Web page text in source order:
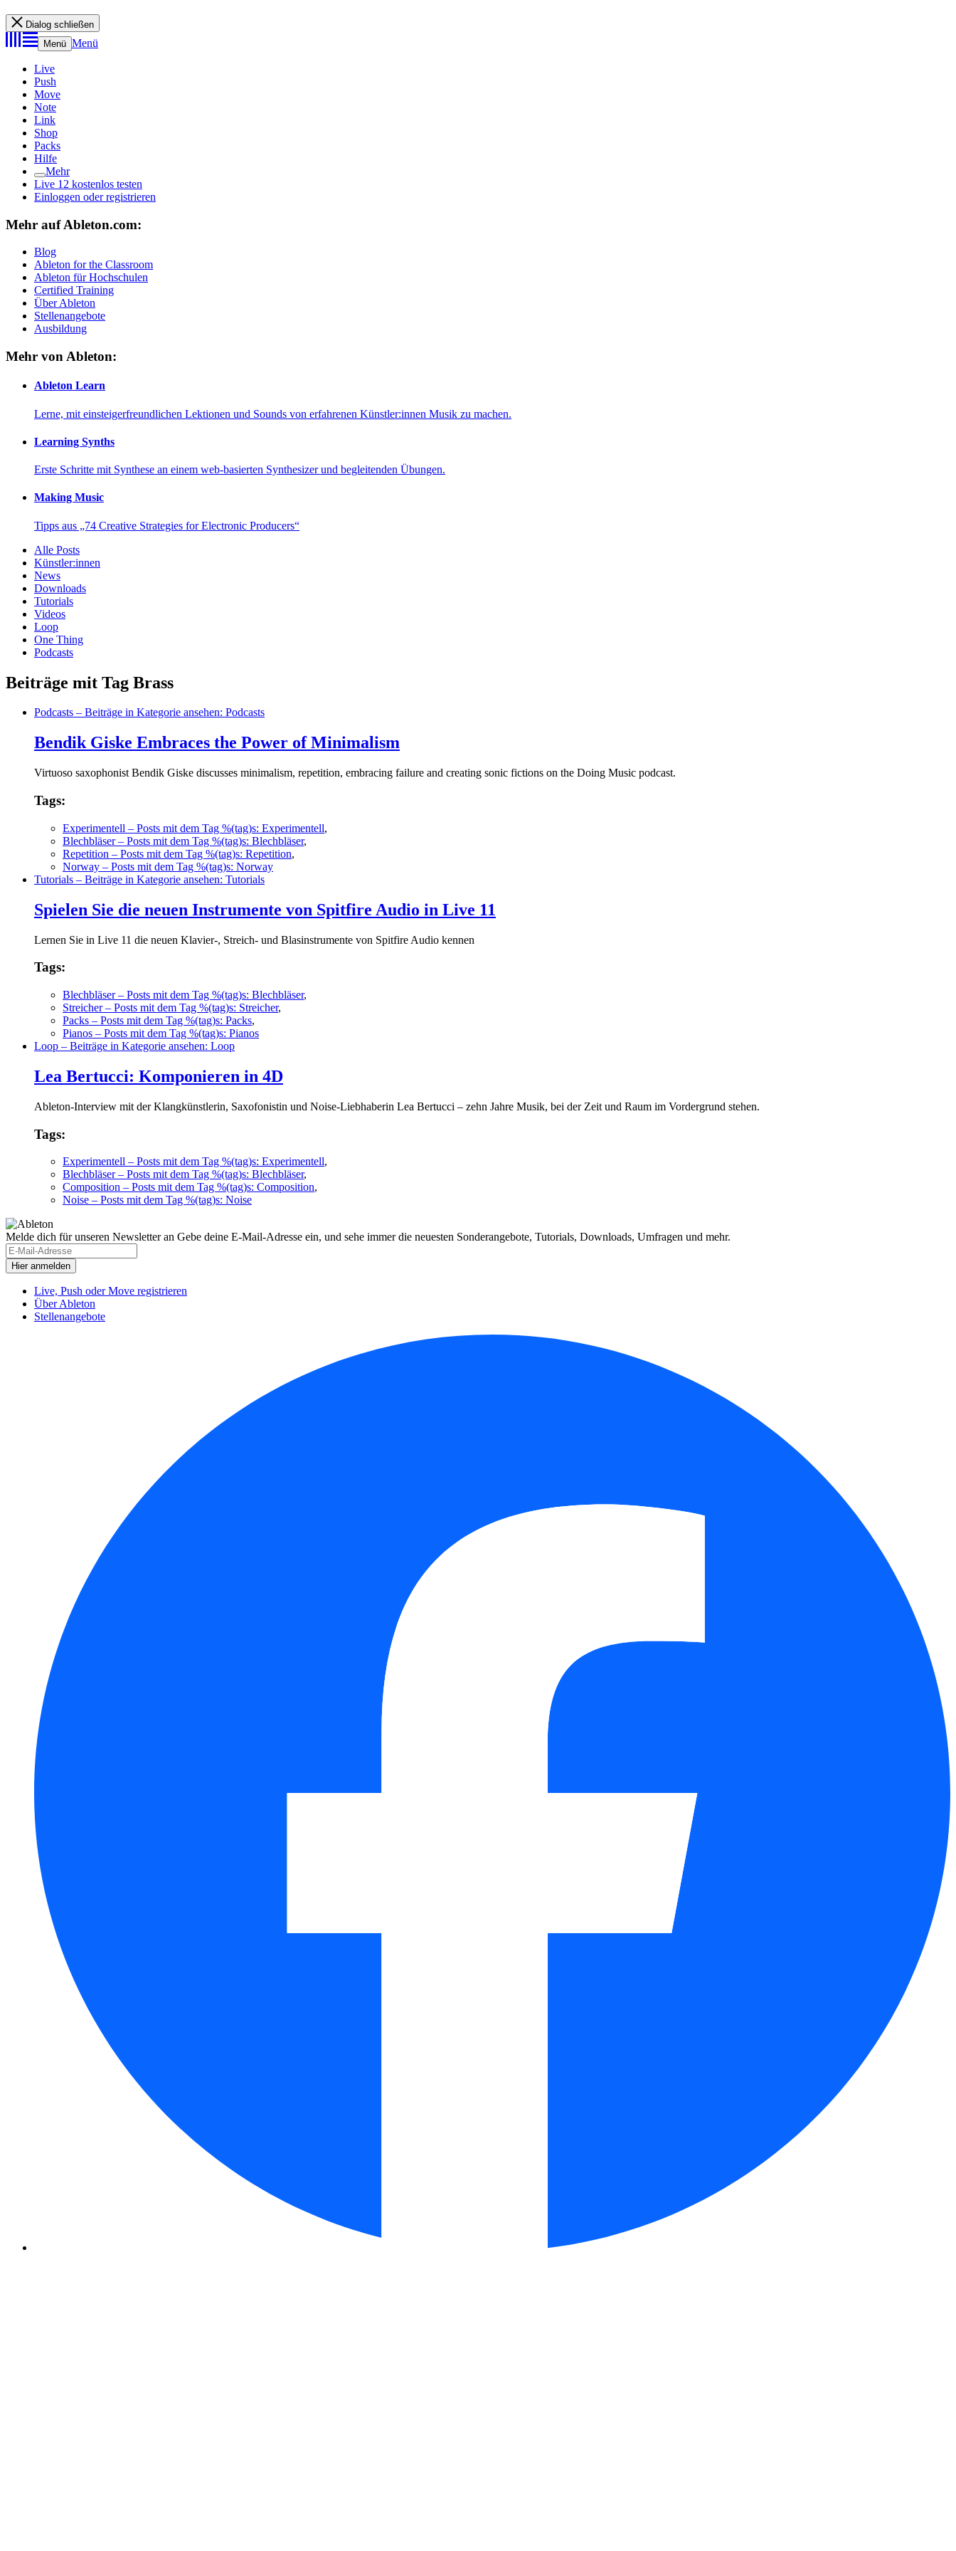
Dialog schließen
Menü Menü
Live
Push
Move
Note
Link
Shop
Packs
Hilfe
Mehr
Live 12 kostenlos testen
Einloggen oder registrieren
Mehr auf Ableton.com:
Blog
Ableton for the Classroom
Ableton für Hochschulen
Certified Training
Über Ableton
Stellenangebote
Ausbildung
Mehr von Ableton:
Ableton Learn
Lerne, mit einsteigerfreundlichen Lektionen und Sounds von erfahrenen Künstler:innen Musik zu machen.
Learning Synths
Erste Schritte mit Synthese an einem web-basierten Synthesizer und begleitenden Übungen.
Making Music
Tipps aus „74 Creative Strategies for Electronic Producers“
Alle Posts
Künstler:innen
News
Downloads
Tutorials
Videos
Loop
One Thing
Podcasts
Beiträge mit Tag Brass
Podcasts – Beiträge in Kategorie ansehen: Podcasts
Bendik Giske Embraces the Power of Minimalism
Virtuoso saxophonist Bendik Giske discusses minimalism, repetition, embracing failure and creating sonic fictions on the Doing Music podcast.
Tags:
Experimentell – Posts mit dem Tag %(tag)s: Experimentell,
Blechbläser– Posts mit dem Tag %(tag)s: Blechbläser,
Repetition – Posts mit dem Tag %(tag)s: Repetition,
Norway – Posts mit dem Tag %(tag)s: Norway
Tutorials – Beiträge in Kategorie ansehen: Tutorials
Spielen Sie die neuen Instrumente von Spitfire Audio in Live 11
Lernen Sie in Live 11 die neuen Klavier-, Streich- und Blasinstrumente von Spitfire Audio kennen
Tags:
Blechbläser– Posts mit dem Tag %(tag)s: Blechbläser,
Streicher– Posts mit dem Tag %(tag)s: Streicher,
Packs – Posts mit dem Tag %(tag)s: Packs,
Pianos – Posts mit dem Tag %(tag)s: Pianos
Loop – Beiträge in Kategorie ansehen: Loop
Lea Bertucci: Komponieren in 4D
Ableton-Interview mit der Klangkünstlerin, Saxofonistin und Noise-Liebhaberin Lea Bertucci – zehn Jahre Musik, bei der Zeit und Raum im Vordergrund stehen.
Tags:
Experimentell – Posts mit dem Tag %(tag)s: Experimentell,
Blechbläser– Posts mit dem Tag %(tag)s: Blechbläser,
Composition – Posts mit dem Tag %(tag)s: Composition,
Noise – Posts mit dem Tag %(tag)s: Noise
Melde dich für unseren Newsletter an Gebe deine E-Mail-Adresse ein, und sehe immer die neuesten Sonderangebote, Tutorials, Downloads, Umfragen und mehr.
Live, Push oder Move registrieren
Über Ableton
Stellenangebote